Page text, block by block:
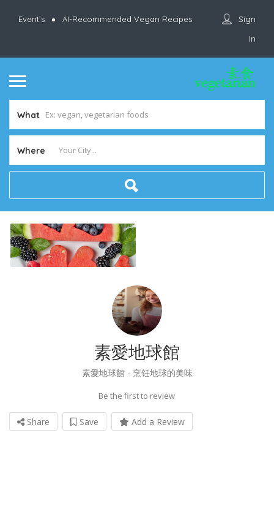
Event’s AI-Recommended Vegan Recipes
Sign
In
What
Where
素愛地球館
素愛地球館 - 烹饪地球的美味
Be the first to review
Share Save Add a Review